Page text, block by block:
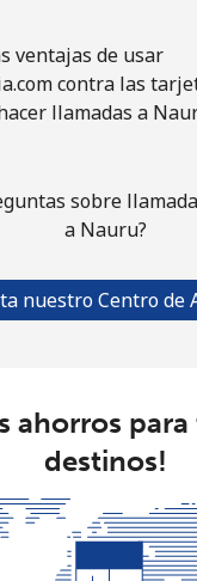
ventajas de usar
contra las
llamadas a
sobre
a Nauru?
nuestro Centro de
ahorros
destinos!